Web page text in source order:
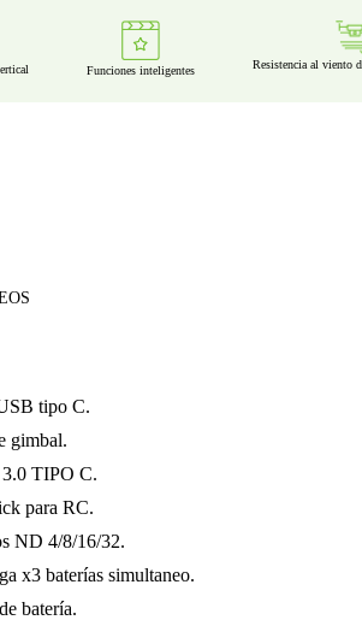
Funciones inteligentes Resistencia al viento
tipo C.
gimbal.
TIPO C.
para RC.
ND 4/8/16/32.
x3 baterías simultaneo.
batería.